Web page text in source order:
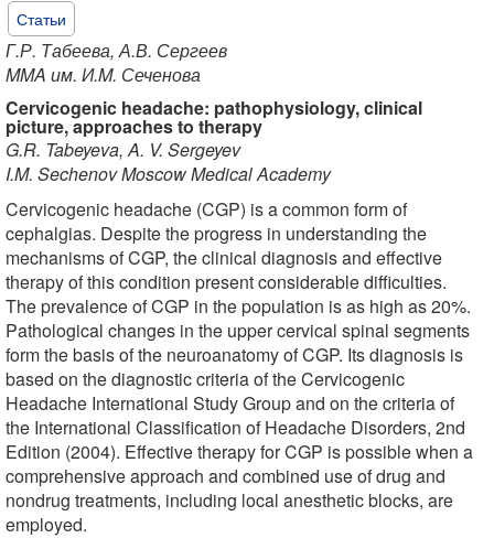
Статьи
Г.Р. Табеева, А.В. Сергеев
MMA им. И.M. Сеченова
Cervicogenic headache: pathophysiology, clinical
picture, approaches to therapy
G.R. Tabeyeva, A. V. Sergeyev
I.M. Sechenov Moscow Medical Academy
Cervicogenic headache (CGP) is a common form of
cephalgias. Despite the progress in understanding the
mechanisms of CGP, the clinical diagnosis and effective
therapy of this condition present considerable difficulties.
The prevalence of CGP in the population is as high as 20%.
Pathological changes in the upper cervical spinal segments
form the basis of the neuroanatomy of CGP. Its diagnosis is
based on the diagnostic criteria of the Cervicogenic
Headache International Study Group and on the criteria of
the International Classification of Headache Disorders, 2nd
Edition (2004). Effective therapy for CGP is possible when a
comprehensive approach and combined use of drug and
nondrug treatments, including local anesthetic blocks, are
employed.